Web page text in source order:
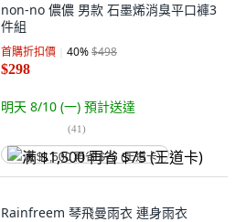
non-no 儂儂 男款 石墨烯消臭平口褲3
件組
首購折扣價 40%$498
$298
明天 8/10 (一) 預計送達
(41)
满 $1,500 再省 $75 (王道卡)
Rainfreem 琴飛曼雨衣 連身雨衣